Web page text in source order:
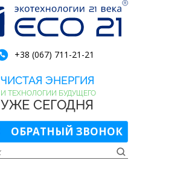
+38 (067) 711-21-21
ЧИСТАЯ ЭНЕРГИЯ
И ТЕХНОЛОГИИ БУДУЩЕГО
УЖЕ СЕГОДНЯ
ОБРАТНЫЙ ЗВОНОК